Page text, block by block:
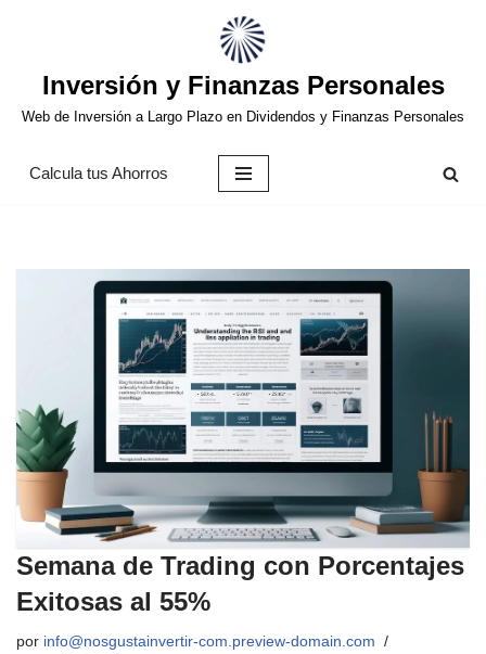
contenido
Inversión y Finanzas Personales
Web de Inversión a Largo Plazo en Dividendos y Finanzas Personales
Calcula tus Ahorros
Semana de Trading con Porcentajes
Exitosas al 55%
por info@nosgustainvertir-com.preview-domain.com